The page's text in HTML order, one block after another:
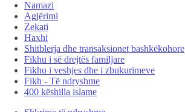
Namazi
Agjërimi
Zekati
Haxhi
Shitblerja dhe transaksionet bashkëkohore
Fikhu i së drejtës familjare
Fikhu i veshjes dhe i zbukurimeve
Fikh - Të ndryshme
400 këshilla islame